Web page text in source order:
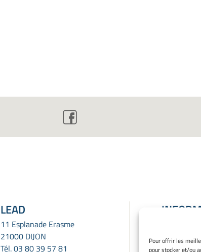
Pour offrir les
pour stocker et/ou
LEAD
11 Esplanade Erasme
21000 DIJON
Tél.03 80 39 57 81
Mentions